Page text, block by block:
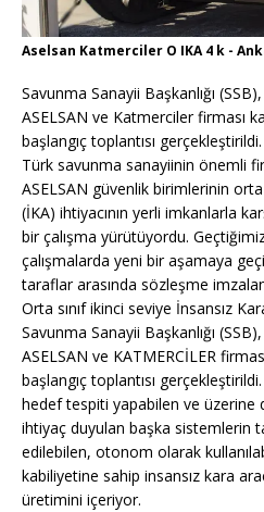
Aselsan Katmerciler O IKA 4 k -
Savunma Sanayii Başkanlığı
ASELSAN ve Katmerciler firması
başlangıç toplantısı gerçekleştirildi.
Türk savunma sanayiinin önemli
ASELSAN güvenlik birimlerinin orta
(İKA) ihtiyacının yerli imkanlarla
bir çalışma yürütüyordu.
çalışmalarda yeni bir aşamaya
taraflar arasında sözleşme
Orta sınıf ikinci seviye İnsansız
Savunma Sanayii Başkanlığı
ASELSAN ve KATMERCİLER
başlangıç toplantısı
hedef tespiti yapabilen ve üzerine
ihtiyaç duyulan başka sistemlerin
edilebilen, otonom olarak
kabiliyetine sahip insansız kara
üretimini içeriyor.